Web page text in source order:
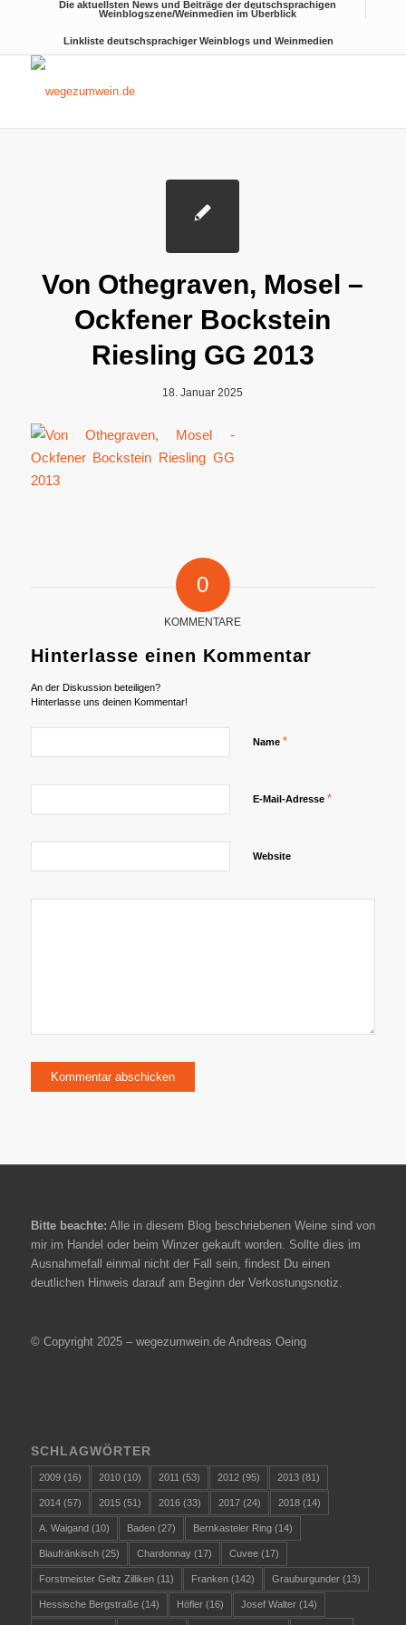
Die aktuellsten News und Beiträge der deutschsprachigen
Weinblogszene/Weinmedien im Überblick
Linkliste deutschsprachiger Weinblogs und Weinmedien
Von Othegraven, Mosel –
Ockfener Bockstein
Riesling GG 2013
18. Januar 2025
0
KOMMENTARE
Hinterlasse einen Kommentar
An der Diskussion beteiligen?
Hinterlasse uns deinen Kommentar!
Name *
E-Mail-Adresse *
Website
Bitte beachte: Alle in diesem Blog beschriebenen Weine sind von
mir im Handel oder beim Winzer gekauft worden. Sollte dies im
Ausnahmefall einmal nicht der Fall sein, findest Du einen
deutlichen Hinweis darauf am Beginn der Verkostungsnotiz.
© Copyright 2025 – wegezumwein.de Andreas Oeing
SCHLAGWÖRTER
2009(16) 2010(10) 2011 (53) 2012(95) 2013(81)
2014(57) 2015(51) 2016(33) 2017(24) 2018(14)
A. Waigand(10) Baden(27) Bernkasteler Ring(14)
Blaufränkisch(25) Chardonnay(17) Cuvee(17)
Forstmeister Geltz Zilliken(11) Franken(142) Grauburgunder(13)
Hessische Bergstraße(14) Höfler(16) Josef Walter(14)